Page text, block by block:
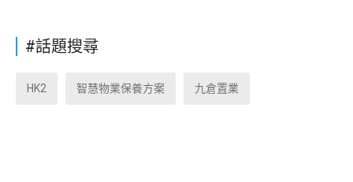
#話題搜尋
HK2 智慧物業保養方案 九倉置業